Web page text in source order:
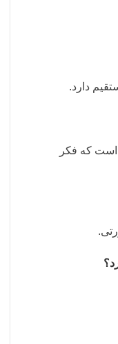
دارد.
که فکر